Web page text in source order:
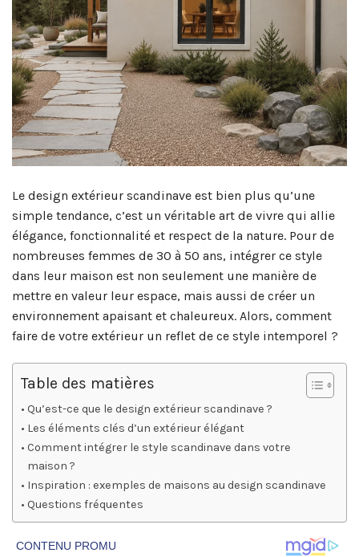
Le design extérieur scandinave est bien plus qu’une
simple tendance, c’est un véritable art de vivre qui allie
élégance, fonctionnalité et respect de la nature. Pour de
nombreuses femmes de 30 à 50 ans, intégrer ce style
dans leur maison est non seulement une manière de
mettre en valeur leur espace, mais aussi de créer un
environnement apaisant et chaleureux. Alors, comment
faire de votre extérieur un reflet de ce style intemporel ?
Table des matières
Qu’est-ce que le design extérieur scandinave ?
Les éléments clés d’un extérieur élégant
Comment intégrer le style scandinave dans votre
maison ?
Inspiration : exemples de maisons au design scandinave
Questions fréquentes